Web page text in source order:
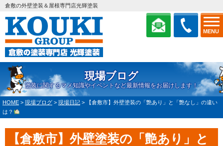
MENU
倉敷の外壁塗装＆屋根専門店光輝塗装
現場ブログ
塗装に関するマメ知識やイベントなど最新情報をお届けします！
HOME > 現場ブログ > 現場日記 >
【倉敷市】外壁塗装の「艶あり」と「艶なし」の違い
は？
【倉敷市】外壁塗装の「艶あり」と